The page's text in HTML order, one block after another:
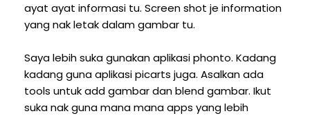
ayat ayat informasi tu. Screen shot je information
yang nak letak dalam gambar tu.
Saya lebih suka gunakan aplikasi phonto. Kadang
kadang guna aplikasi picarts juga. Asalkan ada
tools untuk add gambar dan blend gambar. Ikut
suka nak guna mana mana apps yang lebih